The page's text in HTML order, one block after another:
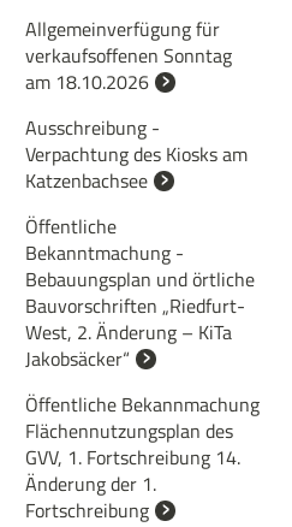
Allgemeinverfügung für
verkaufsoffenen Sonntag
am 18.10.2026
Ausschreibung -
Verpachtung des Kiosks am
Katzenbachsee
Öffentliche
Bekanntmachung -
Bebauungsplan und örtliche
Bauvorschriften „Riedfurt-
West, 2. Änderung – KiTa
Jakobsäcker“
Öffentliche Bekannmachung
Flächennutzungsplan des
GVV, 1. Fortschreibung 14.
Änderung der 1.
Fortschreibung